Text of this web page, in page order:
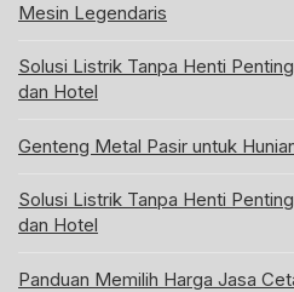
Mesin Legendaris
Solusi Listrik Tanpa Henti
dan Hotel
Genteng Metal Pasir untuk
Solusi Listrik Tanpa Henti
dan Hotel
Panduan Memilih Harga Jasa